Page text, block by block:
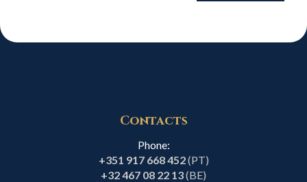
Contacts
Phone:
+351 917 668 452(PT)
+32 467 08 22 13(BE)